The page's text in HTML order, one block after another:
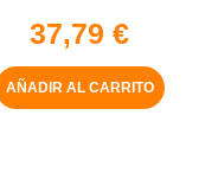
37,79 €
AÑADIR AL CARRITO